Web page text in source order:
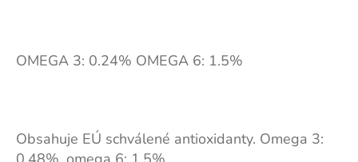
OMEGA 3: 0.24% OMEGA 6: 1.5%
Obsahuje EÚ schválené antioxidanty. Omega 3: